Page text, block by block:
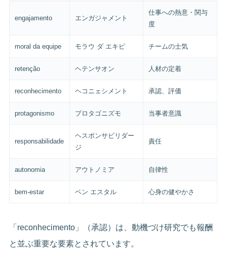
engajamento エンガジャメント
仕事への熱意・関与
度
moral da equipe モラウ ダ エキピ チームの士気
retenção ヘテンサオン 人材の定着
reconhecimento ヘコニェシメント 承認、評価
protagonismo プロタゴニズモ 当事者意識
responsabilidade
ヘスポンサビリダー
ジ
責任
autonomia アウトノミア 自律性
bem-estar ベン エスタル 心身の健やかさ
「reconhecimento」（承認）は、動機づけ研究でも報酬
と並ぶ重要な要素とされています。